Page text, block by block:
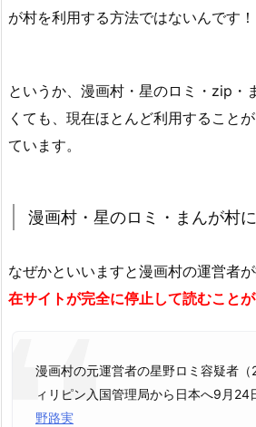
が村を利用する方法ではないんです！
というか、漫画村・星のロミ・zip・
くても、現在ほとんど利用すること
ています。
漫画村・星のロミ・まんが村
なぜかといいますと漫画村の運営者が
在サイトが完全に停止して読むことが
漫画村の元運営者の星野ロミ容疑者
ィリピン入国管理局から日本へ9月24
野路実